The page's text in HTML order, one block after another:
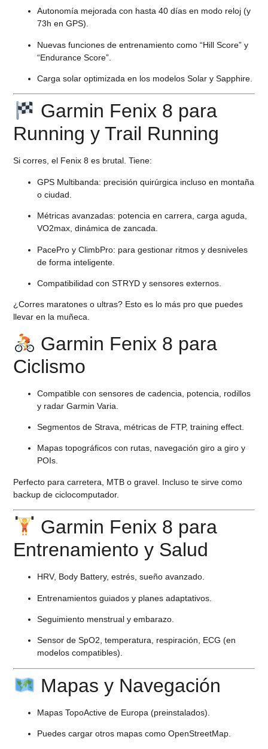
Autonomía mejorada con hasta 40 días en modo reloj (y
73h en GPS).
Nuevas funciones de entrenamiento como “Hill Score” y
“Endurance Score”.
Carga solar optimizada en los modelos Solar y Sapphire.
Garmin Fenix 8 para
Running y Trail Running
Si corres, el Fenix 8 es brutal. Tiene:
GPS Multibanda: precisión quirúrgica incluso en montaña
o ciudad.
Métricas avanzadas: potencia en carrera, carga aguda,
VO2max, dinámica de zancada.
PacePro y ClimbPro: para gestionar ritmos y desniveles
de forma inteligente.
Compatibilidad con STRYD y sensores externos.
¿Corres maratones o ultras? Esto es lo más pro que puedes
llevar en la muñeca.
Garmin Fenix 8 para
Ciclismo
Compatible con sensores de cadencia, potencia, rodillos
y radar Garmin Varia.
Segmentos de Strava, métricas de FTP, training effect.
Mapas topográficos con rutas, navegación giro a giro y
POIs.
Perfecto paracarretera, MTB o gravel . Incluso te sirve como
backup de ciclocomputador.
Garmin Fenix 8 para
Entrenamiento y Salud
HRV, Body Battery, estrés, sueño avanzado.
Entrenamientos guiados y planes adaptativos.
Seguimiento menstrual y embarazo.
Sensor de SpO2, temperatura, respiración, ECG (en
modelos compatibles).
Mapas y Navegación
Mapas TopoActive de Europa (preinstalados).
Puedes cargar otros mapas como OpenStreetMap.